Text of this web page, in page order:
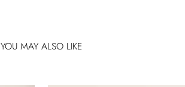
YOU MAY ALSO LIKE